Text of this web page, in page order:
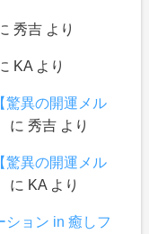
秀吉より
KAより
驚異の開運メル
に 秀吉より
驚異の開運メル
に KAより
ション in 癒しフ